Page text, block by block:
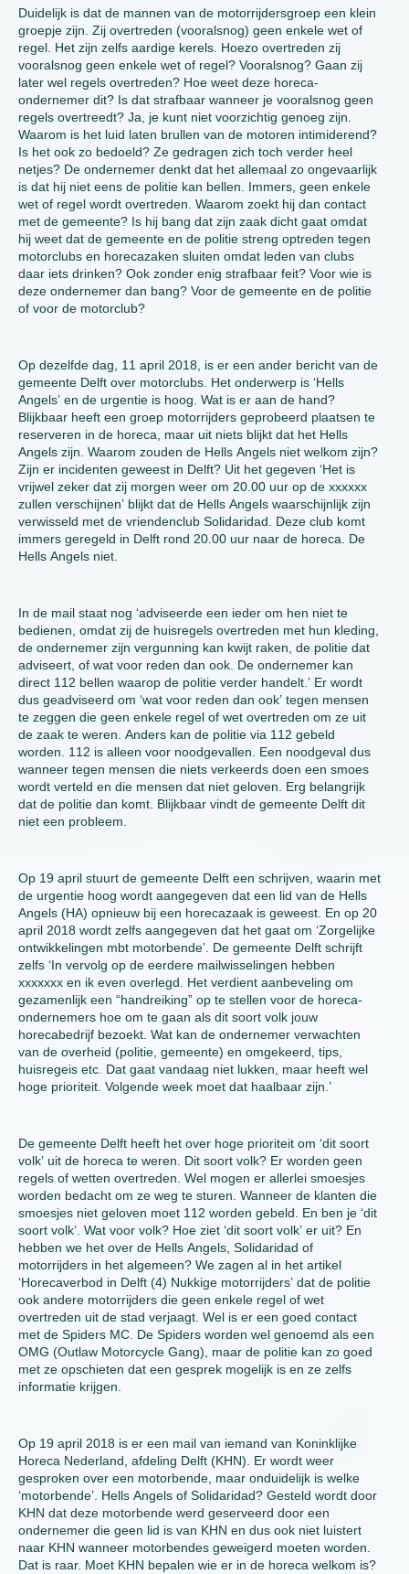
Duidelijk is dat de mannen van de motorrijdersgroep een klein
groepje zijn. Zij overtreden (vooralsnog) geen enkele wet of
regel. Het zijn zelfs aardige kerels. Hoezo overtreden zij
vooralsnog geen enkele wet of regel? Vooralsnog? Gaan zij
later wel regels overtreden? Hoe weet deze horeca-
ondernemer dit? Is dat strafbaar wanneer je vooralsnog geen
regels overtreedt? Ja, je kunt niet voorzichtig genoeg zijn.
Waarom is het luid laten brullen van de motoren intimiderend?
Is het ook zo bedoeld? Ze gedragen zich toch verder heel
netjes? De ondernemer denkt dat het allemaal zo ongevaarlijk
is dat hij niet eens de politie kan bellen. Immers, geen enkele
wet of regel wordt overtreden. Waarom zoekt hij dan contact
met de gemeente? Is hij bang dat zijn zaak dicht gaat omdat
hij weet dat de gemeente en de politie streng optreden tegen
motorclubs en horecazaken sluiten omdat leden van clubs
daar iets drinken? Ook zonder enig strafbaar feit? Voor wie is
deze ondernemer dan bang? Voor de gemeente en de politie
of voor de motorclub?
Op dezelfde dag, 11 april 2018, is er een ander bericht van de
gemeente Delft over motorclubs. Het onderwerp is ‘Hells
Angels’ en de urgentie is hoog. Wat is er aan de hand?
Blijkbaar heeft een groep motorrijders geprobeerd plaatsen te
reserveren in de horeca, maar uit niets blijkt dat het Hells
Angels zijn. Waarom zouden de Hells Angels niet welkom zijn?
Zijn er incidenten geweest in Delft? Uit het gegeven ‘Het is
vrijwel zeker dat zij morgen weer om 20.00 uur op de xxxxxx
zullen verschijnen’ blijkt dat de Hells Angels waarschijnlijk zijn
verwisseld met de vriendenclub Solidaridad. Deze club komt
immers geregeld in Delft rond 20.00 uur naar de horeca. De
Hells Angels niet.
In de mail staat nog ‘adviseerde een ieder om hen niet te
bedienen, omdat zij de huisregels overtreden met hun kleding,
de ondernemer zijn vergunning kan kwijt raken, de politie dat
adviseert, of wat voor reden dan ook. De ondernemer kan
direct 112 bellen waarop de politie verder handelt.’ Er wordt
dus geadviseerd om ‘wat voor reden dan ook’ tegen mensen
te zeggen die geen enkele regel of wet overtreden om ze uit
de zaak te weren. Anders kan de politie via 112 gebeld
worden. 112 is alleen voor noodgevallen. Een noodgeval dus
wanneer tegen mensen die niets verkeerds doen een smoes
wordt verteld en die mensen dat niet geloven. Erg belangrijk
dat de politie dan komt. Blijkbaar vindt de gemeente Delft dit
niet een probleem.
Op 19 april stuurt de gemeente Delft een schrijven, waarin met
de urgentie hoog wordt aangegeven dat een lid van de Hells
Angels (HA) opnieuw bij een horecazaak is geweest. En op 20
april 2018 wordt zelfs aangegeven dat het gaat om ‘Zorgelijke
ontwikkelingen mbt motorbende’. De gemeente Delft schrijft
zelfs ‘In vervolg op de eerdere mailwisselingen hebben
xxxxxxx en ik even overlegd. Het verdient aanbeveling om
gezamenlijk een “handreiking” op te stellen voor de horeca-
ondernemers hoe om te gaan als dit soort volk jouw
horecabedrijf bezoekt. Wat kan de ondernemer verwachten
van de overheid (politie, gemeente) en omgekeerd, tips,
huisregeis etc. Dat gaat vandaag niet lukken, maar heeft wel
hoge prioriteit. Volgende week moet dat haalbaar zijn.’
De gemeente Delft heeft het over hoge prioriteit om ‘dit soort
volk’ uit de horeca te weren. Dit soort volk? Er worden geen
regels of wetten overtreden. Wel mogen er allerlei smoesjes
worden bedacht om ze weg te sturen. Wanneer de klanten die
smoesjes niet geloven moet 112 worden gebeld. En ben je ‘dit
soort volk’. Wat voor volk? Hoe ziet ‘dit soort volk’ er uit? En
hebben we het over de Hells Angels, Solidaridad of
motorrijders in het algemeen? We zagen al in het artikel
‘Horecaverbod in Delft (4) Nukkige motorrijders’ dat de politie
ook andere motorrijders die geen enkele regel of wet
overtreden uit de stad verjaagt. Wel is er een goed contact
met de Spiders MC. De Spiders worden wel genoemd als een
OMG (Outlaw Motorcycle Gang), maar de politie kan zo goed
met ze opschieten dat een gesprek mogelijk is en ze zelfs
informatie krijgen.
Op 19 april 2018 is er een mail van iemand van Koninklijke
Horeca Nederland, afdeling Delft (KHN). Er wordt weer
gesproken over een motorbende, maar onduidelijk is welke
‘motorbende’. Hells Angels of Solidaridad? Gesteld wordt door
KHN dat deze motorbende werd geserveerd door een
ondernemer die geen lid is van KHN en dus ook niet luistert
naar KHN wanneer motorbendes geweigerd moeten worden.
Dat is raar. Moet KHN bepalen wie er in de horeca welkom is?